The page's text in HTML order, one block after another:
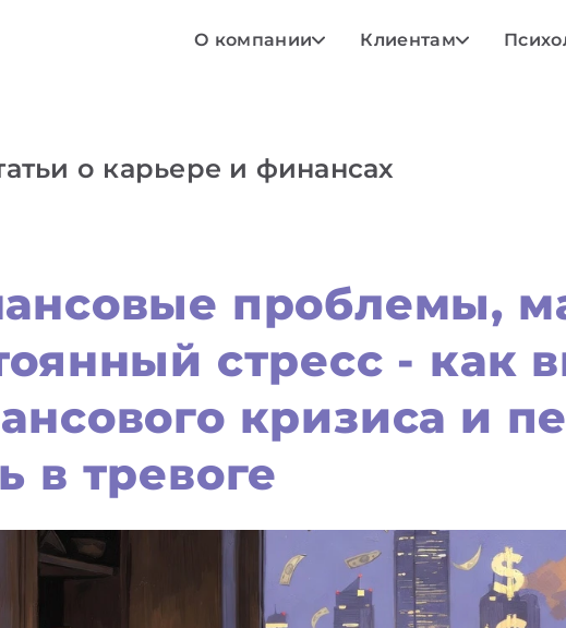
О компании Клиентам
о карьере и финансах
проблемы,
стресс - как
кризиса и
в тревоге